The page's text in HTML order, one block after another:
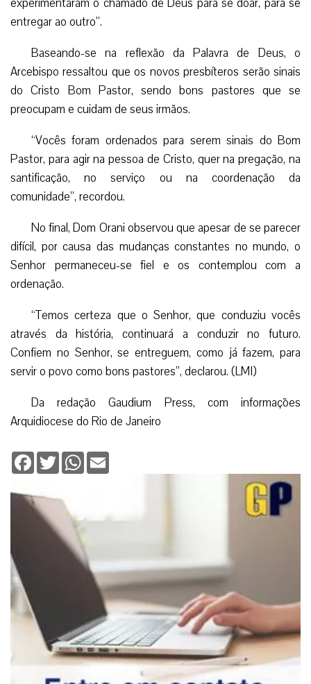
No final, Dom Orani observou que apesar de se parecer
difícil, por causa das mudanças constantes no mundo, o
Senhor permaneceu-se fiel e os contemplou com a
ordenação.
“Temos certeza que o Senhor, que conduziu vocês
através da história, continuará a conduzir no futuro.
Confiem no Senhor, se entreguem, como já fazem, para
servir o povo como bons pastores”, declarou. (LMI)
Da redação Gaudium Press, com informações
Arquidiocese do Rio de Janeiro
WhatsApp
Deixe seu comentário